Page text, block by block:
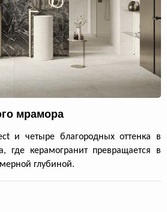
мрамора
и четыре благородных оттенка в
где керамогранит превращается в
глубиной.